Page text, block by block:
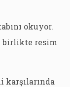
okuyor.
birlikte resim